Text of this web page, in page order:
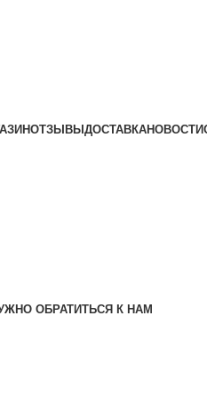
ОТЗЫВЫ ДОСТАВКАНОВОСТИ
ОБРАТИТЬСЯ К НАМ